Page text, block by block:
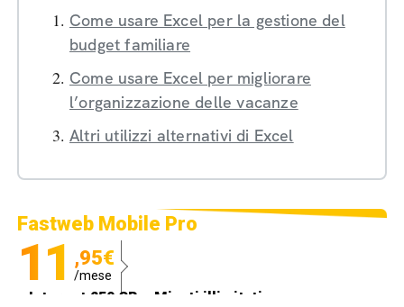
Come usare Excel per la gestione del
budget familiare
Come usare Excel per migliorare
l’organizzazione delle vacanze
Altri utilizzi alternativi di Excel
Fastweb Mobile Pro
11 ,95€
/mese
Internet 250 GB e Minuti illimitati